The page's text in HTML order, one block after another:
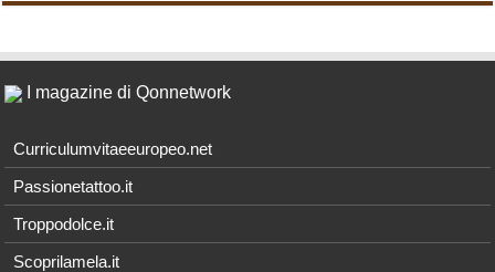
I magazine di Qonnetwork
Curriculumvitaeeuropeo.net
Passionetattoo.it
Troppodolce.it
Scoprilamela.it